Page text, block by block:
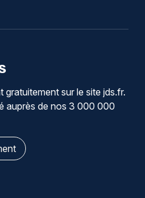
sur le site jds.fr.
auprès de nos 3 000 000